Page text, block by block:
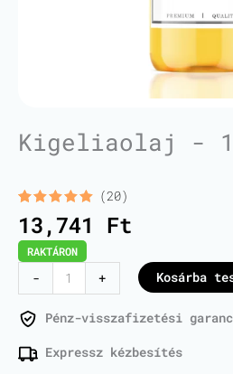
Kigeliaolaj -
Értékelés
5.00 az 5-
ből,
20
értékelés
alapján
(20)
13,741 Ft
RAKTÁRON
-
Kigelia
Oil
-
Liter
+ Kosárba
Pénz-visszafizetési
Expressz kézbesítés